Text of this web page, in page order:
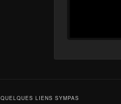
QUELQUES LIENS SYMPAS